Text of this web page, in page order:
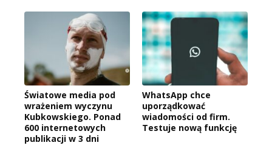
Światowe media pod
wrażeniem wyczynu
Kubkowskiego. Ponad
600 internetowych
publikacji w 3 dni
WhatsApp chce
uporządkować
wiadomości od firm.
Testuje nową funkcję